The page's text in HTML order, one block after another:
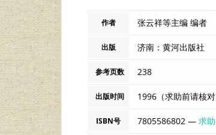
作者 张云祥等主编 编者
出版 济南：黄河出版社
参考页数 238
出版时间 1996（求助前请核
ISBN号 7805586802 —求